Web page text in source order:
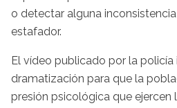
o detectar alguna
estafador.
El vídeo publicado por la policía
dramatización para que la
presión psicológica que ejercen